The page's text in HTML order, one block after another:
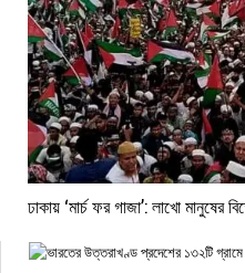
ঢাকায় ‘মার্চ ফর গাজা’: লাখো মানুষের